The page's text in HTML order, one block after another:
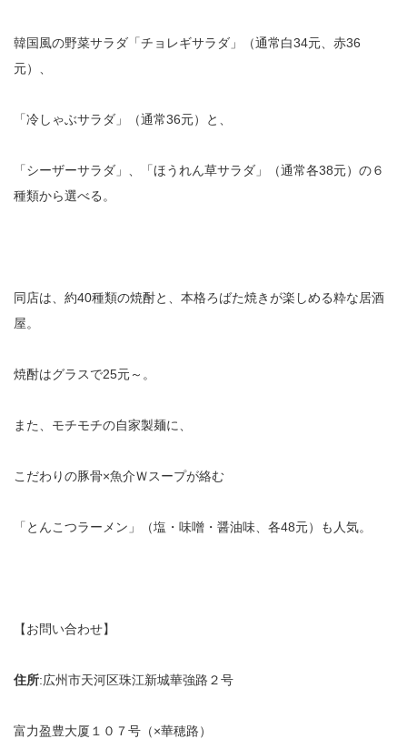
韓国風の野菜サラダ「チョレギサラダ」（通常白34元、赤36
元）、
「冷しゃぶサラダ」（通常36元）と、
「シーザーサラダ」、「ほうれん草サラダ」（通常各38元）の６
種類から選べる。
同店は、約40種類の焼酎と、本格ろばた焼きが楽しめる粋な居酒
屋。
焼酎はグラスで25元～。
また、モチモチの自家製麺に、
こだわりの豚骨×魚介Ｗスープが絡む
「とんこつラーメン」（塩・味噌・醤油味、各48元）も人気。
【お問い合わせ】
住所:広州市天河区珠江新城華強路２号
富力盈豊大厦１０７号（×華穂路）